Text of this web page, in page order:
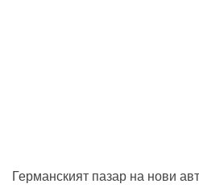
Германският пазар на нови